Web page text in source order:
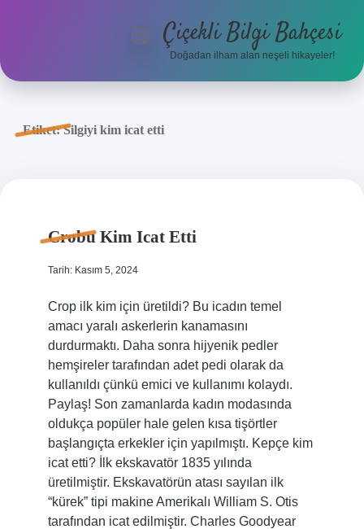
Anasayfa
menüyüÇiçekli Bilgi Bahçesi
Doğadan ilham alan neşeli hikayeler!
Etiket:Silgiyi kim icat etti
Crobu Kim Icat Etti
Tarih: Kasım 5, 2024
Crop ilk kim için üretildi? Bu icadın temel
amacı yaralı askerlerin kanamasını
durdurmaktı. Daha sonra hijyenik pedler
hemşireler tarafından adet pedi olarak da
kullanıldı çünkü emici ve kullanımı kolaydı.
Paylaş! Son zamanlarda kadın modasında
oldukça popüler hale gelen kısa tişörtler
başlangıçta erkekler için yapılmıştı. Kepçe kim
icat etti? İlk ekskavatör 1835 yılında
üretilmiştir. Ekskavatörün atası sayılan ilk
“kürek” tipi makine Amerikalı William S. Otis
tarafından icat edilmiştir. Charles Goodyear